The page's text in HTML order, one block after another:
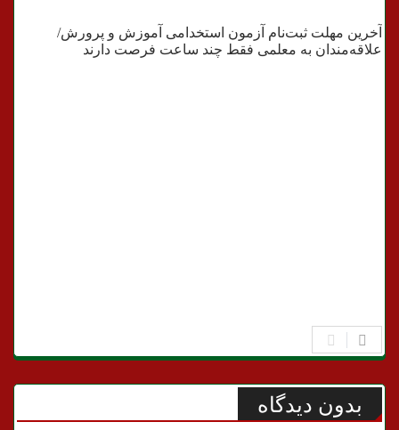
آخرین مهلت ثبت‌نام آزمون استخدامی آموزش و پرورش/
علاقه‌مندان به معلمی فقط چند ساعت فرصت دارند
بدون دیدگاه